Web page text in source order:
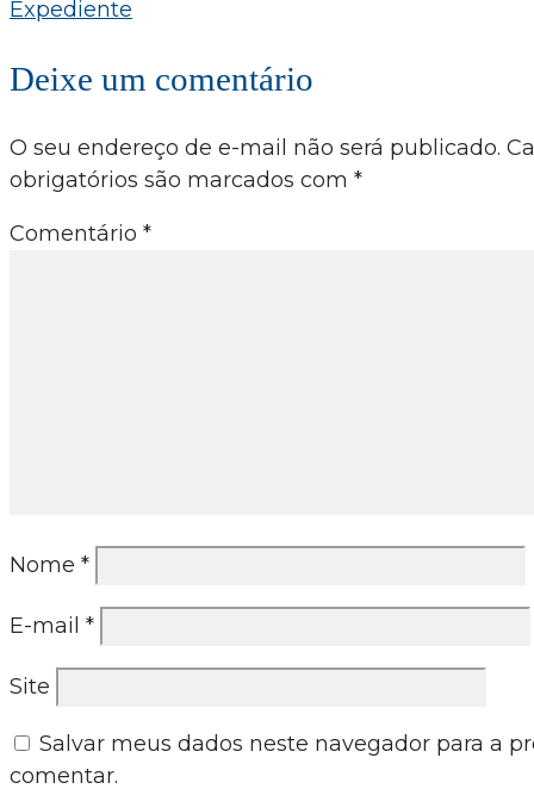
Expediente
Deixe um comentário
O seu endereço de e-mail não será publicado.
obrigatórios são marcados com *
Comentário *
Nome *
E-mail *
Site
Salvar meus dados neste navegador para a
comentar.